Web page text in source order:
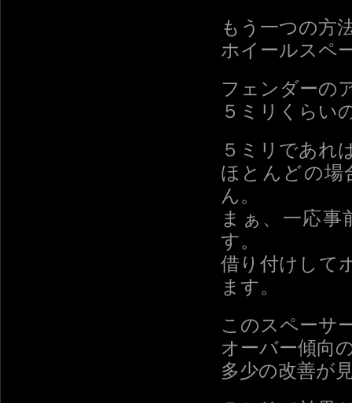
もう一つの方
ホイールスペ
フェンダーの
５ミリくらい
５ミリであれ
ほとんどの場
ん。
まぁ、一応
す。
借り付けして
ます。
このスペーサ
オーバー傾向
多少の改善が